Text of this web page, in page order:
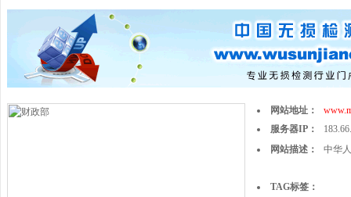
网站地址：
服务器IP：
网站描述：
中华
TAG标签：